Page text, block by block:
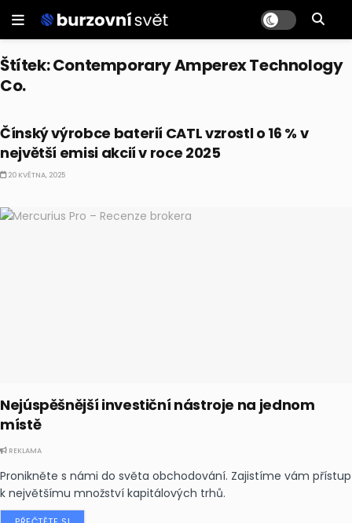
Štítek:Contemporary Amperex Technology
Co.
Čínský výrobce baterií CATL vzrostl o 16 % v
největší emisi akcií v roce 2025
20 KVĚTNA, 2025
Nejúspěšnější investiční nástroje na jednom
místě
REKLAMA
Pronikněte s námi do světa obchodování. Zajistíme vám přístup
k největšímu množství kapitálových trhů.